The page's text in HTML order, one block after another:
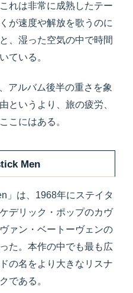
れは非常に成熟したテー
が速度や解放を歌うのに
、湿った空気の中で時間
ている。
アルバム後半の重さを象
というより、旅の疲労、
こにはある。
Men
」は、1968年にステイタ
デリック・ポップのカヴ
ァン・ベートーヴェンの
た。本作の中でも最も広
の名をより大きなリスナ
である。